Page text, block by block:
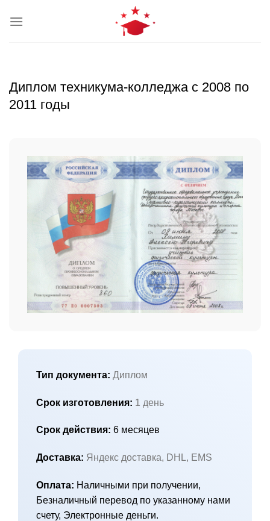
Диплом техникума-колледжа с 2008 по
2011 годы
Тип документа: Диплом
Срок изготовления: 1 день
Срок действия: 6 месяцев
Доставка: Яндекс доставка, DHL, EMS
Оплата: Наличными при получении,
Безналичный перевод по указанному нами
счету, Электронные деньги.